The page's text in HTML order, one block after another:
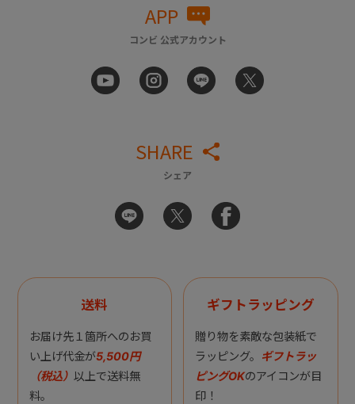
APP
コンビ 公式アカウント
SHARE
シェア
送料
お届け先１箇所へのお買
い上げ代金が5,500円
（税込） 以上で送料無
料。
ギフトラッピング
贈り物を素敵な包装紙で
ラッピング。 ギフトラッ
ピングOKのアイコンが目
印！